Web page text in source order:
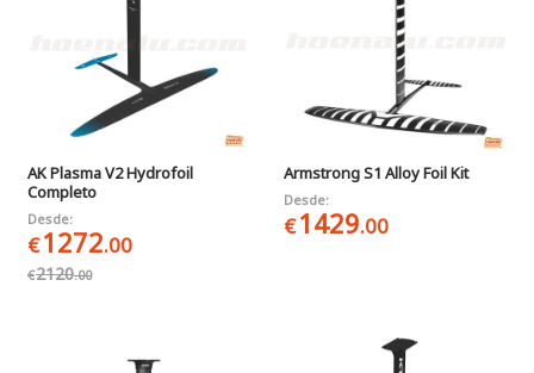
AK Plasma V2 Hydrofoil
Completo
Desde:
€1272.00
€2120.00
Armstrong S1 Alloy Foil Kit
Desde:
€1429.00